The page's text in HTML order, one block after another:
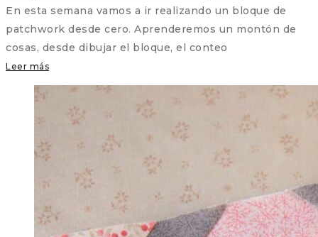
En esta semana vamos a ir realizando un bloque de
patchwork desde cero. Aprenderemos un montón de
cosas, desde dibujar el bloque, el conteo
Leer más